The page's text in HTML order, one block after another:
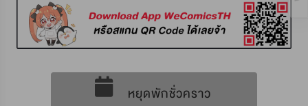
หยุดพักชั่วคราว